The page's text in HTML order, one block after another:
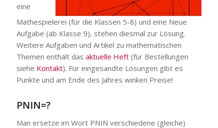
eine
Mathespielerei (für die Klassen 5-8) und eine Neue
Aufgabe (ab Klasse 9), stehen diesmal zur Lösung.
Weitere Aufgaben und Artikel zu mathematischen
Themen enthält das aktuelle Heft(für Bestellungen
siehe Kontakt). Für eingesandte Lösungen gibt es
Punkte und am Ende des Jahres winken Preise!
PNIN=?
Man ersetze im Wort PNIN verschiedene (gleiche)